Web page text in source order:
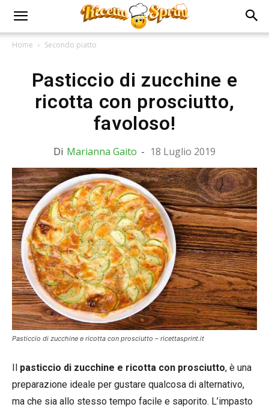
Home Secondo piatto
Pasticcio di zucchine e
ricotta con prosciutto,
favoloso!
Di Marianna Gaito - 18 Luglio 2019
Pasticcio di zucchine e ricotta con prosciutto – ricettasprint.it
pasticcio di zucchine e ricotta con prosciutto, è una
preparazione ideale per gustare qualcosa di alternativo,
ma che sia allo stesso tempo facile e saporito. L’impasto